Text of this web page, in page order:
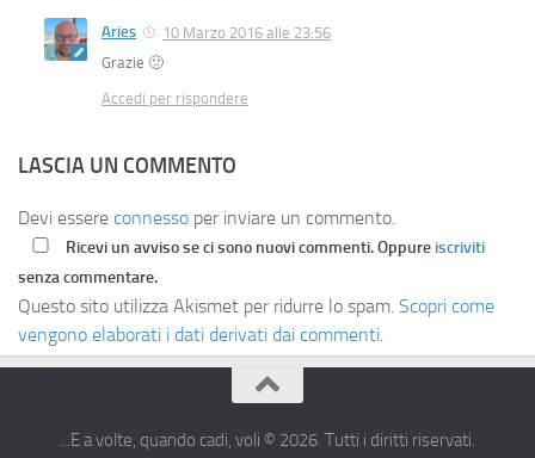
Aries
10 Marzo 2016 alle 23:56
Grazie 🙁
Accedi per rispondere
LASCIA UN COMMENTO
Devi essere connesso per inviare un commento.
Ricevi un avviso se ci sono nuovi commenti. Oppure iscriviti
senza commentare.
Questo sito utilizza Akismet per ridurre lo spam. Scopri come
vengono elaborati i dati derivati dai commenti.
...E a volte, quando cadi, voli © 2026. Tutti i diritti riservati.